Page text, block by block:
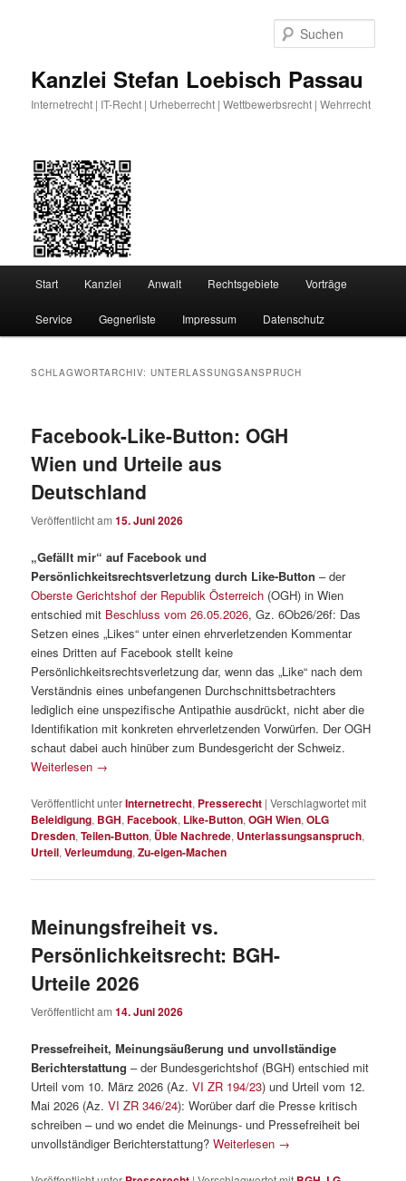
Kanzlei Stefan Loebisch Passau
Internetrecht | IT-Recht | Urheberrecht | Wettbewerbsrecht | Wehrrecht
Start Kanzlei Anwalt Rechtsgebiete Vorträge
Service Gegnerliste Impressum Datenschutz
SCHLAGWORTARCHIV:UNTERLASSUNGSANSPRUCH
Facebook-Like-Button: OGH
Wien und Urteile aus
Deutschland
Veröffentlicht am15. Juni 2026
„Gefällt mir“ auf Facebook und
Persönlichkeitsrechtsverletzung durch Like-Button– der
Oberste Gerichtshof der Republik Österreich (OGH) in Wien
entschied mit Beschluss vom 26.05.2026, Gz. 6Ob26/26f: Das
Setzen eines „Likes“ unter einen ehrverletzenden Kommentar
eines Dritten auf Facebook stellt keine
Persönlichkeitsrechtsverletzung dar, wenn das „Like“ nach dem
Verständnis eines unbefangenen Durchschnittsbetrachters
lediglich eine unspezifische Antipathie ausdrückt, nicht aber die
Identifikation mit konkreten ehrverletzenden Vorwürfen. Der OGH
schaut dabei auch hinüber zum Bundesgericht der Schweiz.
Weiterlesen →
Veröffentlicht unterInternetrecht, Presserecht |Verschlagwortet mit
Beleidigung, BGH,Facebook, Like-Button,OGH Wien,OLG
Dresden,Teilen-Button, Üble Nachrede, Unterlassungsanspruch,
Urteil,Verleumdung,Zu-eigen-Machen
Meinungsfreiheit vs.
Persönlichkeitsrecht: BGH-
Urteile 2026
Veröffentlicht am14. Juni 2026
Pressefreiheit, Meinungsäußerung und unvollständige
Berichterstattung– der Bundesgerichtshof (BGH) entschied mit
Urteil vom 10. März 2026 (Az.VI ZR 194/23) und Urteil vom 12.
Mai 2026 (Az.VI ZR 346/24): Worüber darf die Presse kritisch
schreiben – und wo endet die Meinungs- und Pressefreiheit bei
unvollständiger Berichterstattung?Weiterlesen →